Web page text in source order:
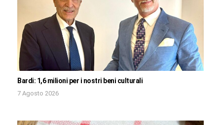
Bardi: 1,6 milioni per i nostri beni culturali
7 Agosto 2026